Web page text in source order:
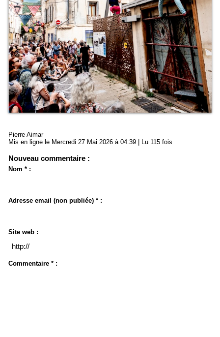
Pierre Aimar
Mis en ligne le Mercredi 27 Mai 2026 à 04:39 | Lu 115 fois
Nouveau commentaire :
Nom * :
Adresse email (non publiée) * :
Site web :
Commentaire * :